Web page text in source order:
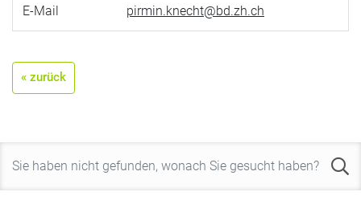
E-Mail pirmin.knecht@bd.zh.ch
« zurück